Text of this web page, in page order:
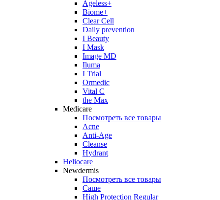
Ageless+
Biome+
Clear Cell
Daily prevention
I Beauty
I Mask
Image MD
Iluma
I Trial
Ormedic
Vital C
the Max
Medicare
Посмотреть все товары
Acne
Anti‑Age
Cleanse
Hydrant
Heliocare
Newdermis
Посмотреть все товары
Саше
High Protection Regular